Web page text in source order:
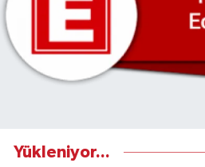
Yükleniyor...